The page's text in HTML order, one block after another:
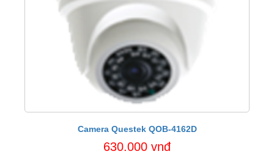
Camera Questek QOB-4162D
630.000 vnđ